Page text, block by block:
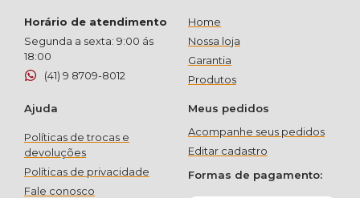
Horário de atendimento
Segunda a sexta: 9:00 ás
18:00
(41) 9 8709-8012
Home
Nossa loja
Garantia
Produtos
Ajuda
Políticas de trocas e
devoluções
Políticas de privacidade
Fale conosco
Meus pedidos
Acompanhe seus pedidos
Editar cadastro
Formas de pagamento: